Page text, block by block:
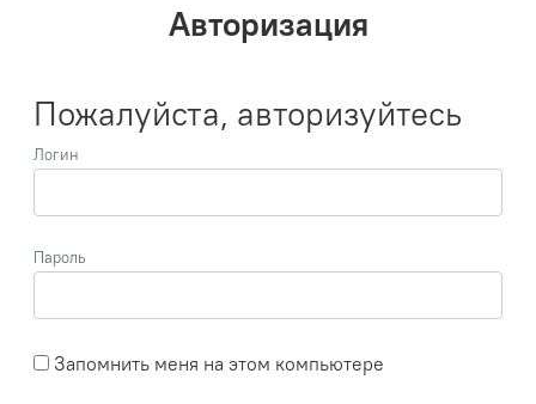
Авторизация
Пожалуйста, авторизуйтесь
Логин
Пароль
Запомнить меня на этом компьютере